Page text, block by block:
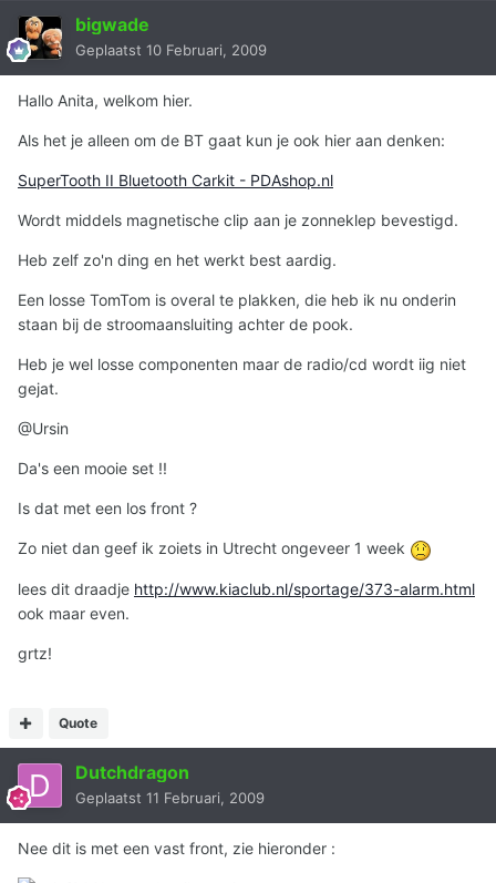
bigwade
Geplaatst 10 Februari, 2009
Hallo Anita, welkom hier.
Als het je alleen om de BT gaat kun je ook hier aan denken:
SuperTooth II Bluetooth Carkit - PDAshop.nl
Wordt middels magnetische clip aan je zonneklep bevestigd.
Heb zelf zo'n ding en het werkt best aardig.
Een losse TomTom is overal te plakken, die heb ik nu onderin
staan bij de stroomaansluiting achter de pook.
Heb je wel losse componenten maar de radio/cd wordt iig niet
gejat.
@Ursin
Da's een mooie set !!
Is dat met een los front ?
Zo niet dan geef ik zoiets in Utrecht ongeveer 1 week
lees dit draadje http://www.kiaclub.nl/sportage/373-alarm.html
ook maar even.
grtz!
Quote
Dutchdragon
Geplaatst 11 Februari, 2009
Nee dit is met een vast front, zie hieronder :